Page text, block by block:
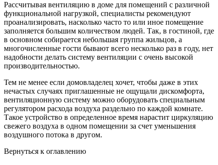
Рассчитывая вентиляцию в доме для помещений с различной
функциональной нагрузкой, специалисты рекомендуют
проанализировать, насколько часто то или иное помещение
заполняется большим количеством людей. Так, в гостиной, где
в основном собирается небольшая группа жильцов, а
многочисленные гости бывают всего несколько раз в году, нет
надобности делать систему вентиляции с очень высокой
производительностью.
Тем не менее если домовладелец хочет, чтобы даже в этих
нечастых случаях приглашенные не ощущали дискомфорта,
вентиляционную систему можно оборудовать специальным
регулятором расхода воздуха раздельно по каждой комнате.
Такое устройство в определенное время нарастит циркуляцию
свежего воздуха в одном помещении за счет уменьшения
воздушного потока в другом.
Вернуться к оглавлению